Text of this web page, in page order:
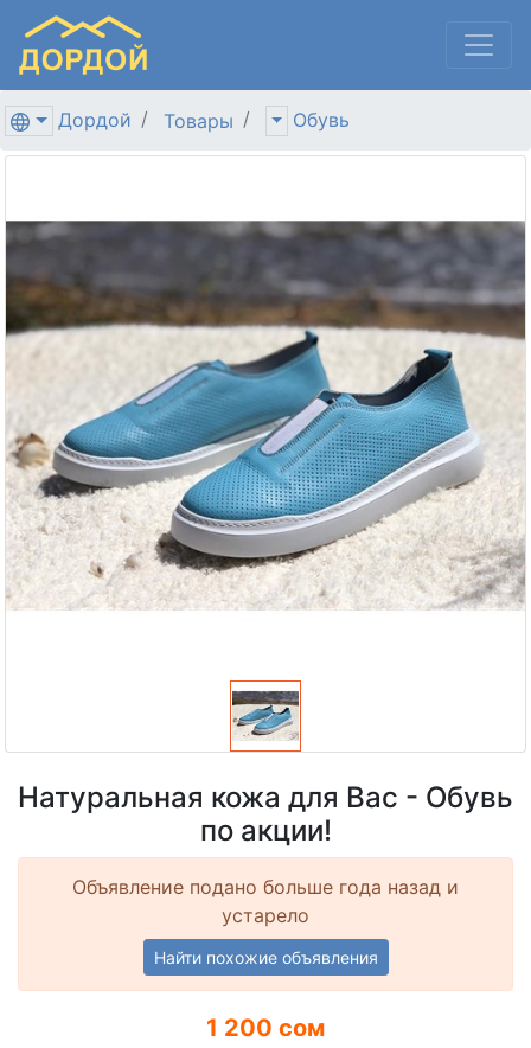
Дордой Товары Обувь
Натуральная кожа для Вас - Обувь
по акции!
Объявление подано больше года назад и
устарело
Найти похожие объявления
1 200 сом